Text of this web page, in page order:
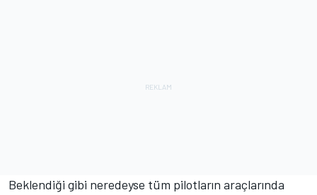
Beklendiği gibi neredeyse tüm pilotların araçlarında